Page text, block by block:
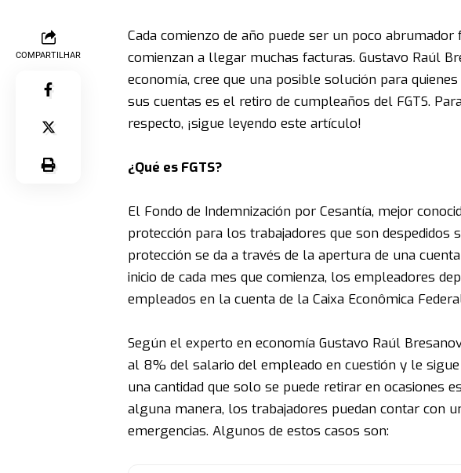
COMPARTILHAR
Cada comienzo de año puede ser un poco
comienzan a llegar muchas facturas. Gustavo Raúl
economía, cree que una posible solución para
sus cuentas es el retiro de cumpleaños del FGTS.
respecto, ¡sigue leyendo este artículo!
¿Qué es FGTS?
El Fondo de Indemnización por Cesantía, mejor
protección para los trabajadores que son despedidos
protección se da a través de la apertura de una
inicio de cada mes que comienza, los empleadores
empleados en la cuenta de la Caixa Econômica
Según el experto en economía Gustavo Raúl
al 8% del salario del empleado en cuestión y le
una cantidad que solo se puede retirar en ocasiones
alguna manera, los trabajadores puedan contar con
emergencias. Algunos de estos casos son: